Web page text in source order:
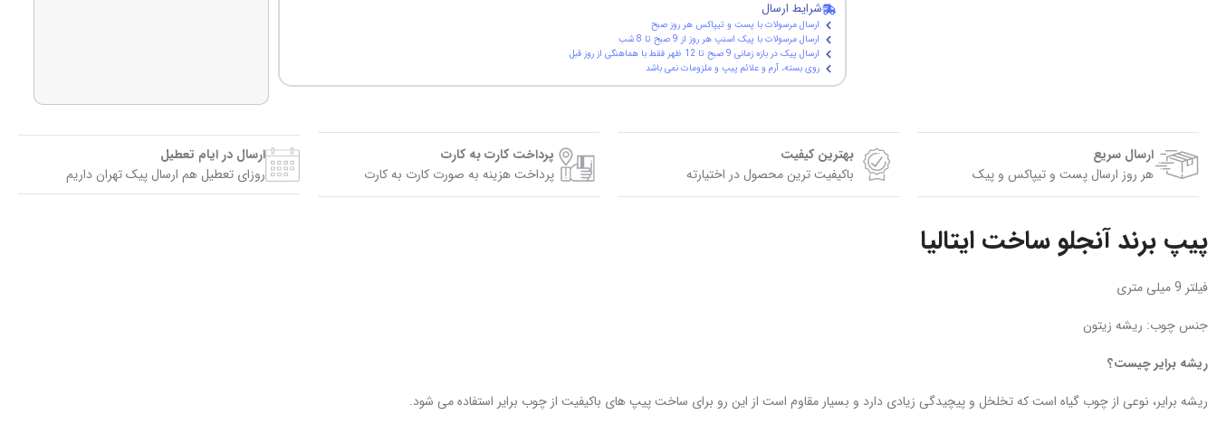
شرایط ارسال
ارسال مرسولات با پست و تیپاکس هر روز صبح
ارسال مرسولات با پیک اسنپ هر روز از 9 صبح تا 8 شب
ارسال پیک در بازه زمانی 9 صبح تا 12 ظهر فقط با هماهنگی از روز قبل
روی بسته، آرم و علائم پیپ و ملزومات نمی باشد
ارسال سریع
هر روز ارسال پست و تیپاکس و پیک
بهترین کیفیت
باکیفیت ترین محصول در اختیارته
پرداخت کارت به کارت
پرداخت هزینه به صورت کارت به کارت
ارسال در ایام تعطیل
روزای تعطیل هم ارسال پیک تهران داریم
پیپ برند آنجلو ساخت ایتالیا
فیلتر 9 میلی متری
جنس چوب: ریشه زیتون
ریشه برایر چیست؟
ریشه برایر، نوعی از چوب گیاه است که تخلخل و پیچیدگی زیادی دارد و بسیار مقاوم است از این رو برای ساخت پیپ های باکیفیت از چوب برایر استفاده می شود.